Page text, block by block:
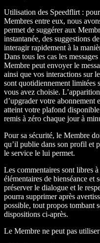
Utilisation des Speedflirt :
Membres entre eux, nous
permet de suggérer aux
instantanée, des suggestions
interagir rapidement à la
Dans tous les cas les
Membre peut envoyer le
ainsi que vos interactions sur
sont quotidiennement limitées
vous avez choisie.
d’upgrader votre abonnement
atteint votre plafond
remis à zéro chaque jour à
Pour sa sécurité, le Membre
qu’il publie dans son profil et
le service le lui permet.
Les commentaires sont libres
élémentaires de bienséance
préserver le dialogue et le
pourra supprimer après
possible, tout propos tombant
dispositions ci-après.
Le Membre ne peut pas